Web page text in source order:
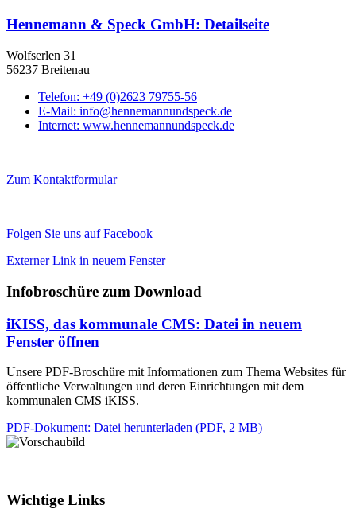
Hennemann & Speck GmbH: Detailseite
Wolfserlen 31
56237 Breitenau
Telefon: +49 (0)2623 79755-56
E-Mail: info@hennemannundspeck.de
Internet: www.hennemannundspeck.de
Zum Kontaktformular
Folgen Sie uns auf Facebook
Externer Link in neuem Fenster
Infobroschüre zum Download
iKISS, das kommunale CMS: Datei in neuem
Fenster öffnen
Unsere PDF-Broschüre mit Informationen zum Thema Websites für
öffentliche Verwaltungen und deren Einrichtungen mit dem
kommunalen CMS iKISS.
PDF-Dokument: Datei herunterladen (PDF, 2 MB)
Wichtige Links